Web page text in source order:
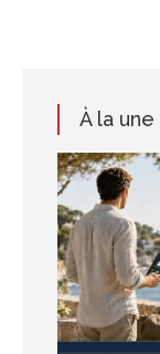
À la une